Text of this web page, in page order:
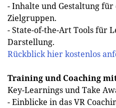
- Inhalte und Gestaltung
Zielgruppen.
- State-of-the-Art Tools für
Darstellung.
Rückblick hier kostenlos
Training und Coaching
Key-Learnings und Take
- Einblicke in das VR